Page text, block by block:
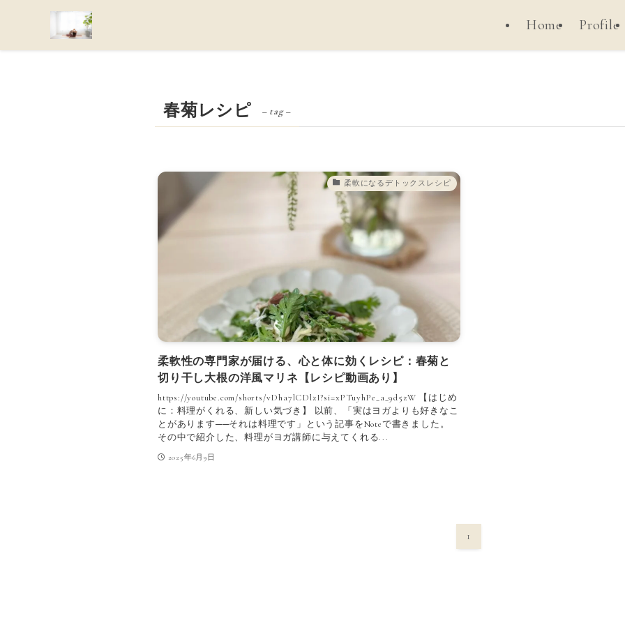
Home Profile
春菊レシピ – tag –
柔軟になるデトックスレシピ
柔軟性の専門家が届ける、心と体に効くレシピ：春菊と
切り干し大根の洋風マリネ【レシピ動画あり】
https://youtube.com/shorts/vDha7lCDlzI?si=xPTuyhPe_a_9d5zW 【はじめ
に：料理がくれる、新しい気づき】 以前、「実はヨガよりも好きなこ
とがあります──それは料理です」という記事をNoteで書きました。
その中で紹介した、料理がヨガ講師に与えてくれる...
2025年6月9日
1